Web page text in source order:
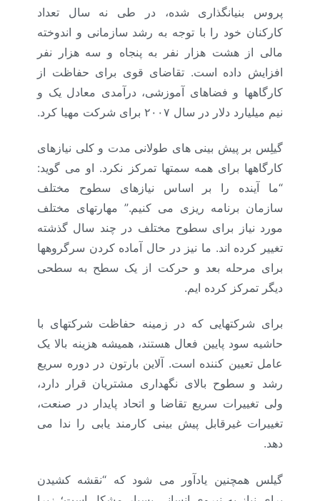
پروس بنیانگذاری شده، در طی نه سال تعداد
کارکنان خود را با توجه به رشد سازمانی و اندوخته
مالی از هشت هزار نفر به پنجاه و سه هزار نفر
افزایش داده است. تقاضای قوی برای حفاظت از
کارگاهها و فضاهای آموزشی، درآمدی معادل یک و
نیم میلیارد دلار در سال ۲۰۰۷ برای شرکت مهیا کرد.
گیلِس بر پیش بینی های طولانی مدت و کلی نیازهای
کارگاهها برای همه سمتها تمرکز نکرد. او می گوید:
“ما آینده را بر اساس نیازهای سطوح مختلف
سازمان برنامه ریزی می کنیم.” مهارتهای مختلف
مورد نیاز برای سطوح مختلف در چند سال گذشته
تغییر کرده اند. ما نیز در حال آماده کردن سرگروهها
برای مرحله بعد و حرکت از یک سطح به سطحی
دیگر تمرکز کرده ایم.
برای شرکتهایی که در زمینه حفاظت شرکتهای با
حاشیه سود پایین فعال هستند، همیشه هزینه بالا یک
عامل تعیین کننده است. آلاین بارتون در دوره سریع
رشد و سطوح بالای نگهداری مشتریان قرار دارد،
ولی تغییرات سریع تقاضا و اتحاد پایدار در صنعت،
تغییرات غیرقابل پیش بینی کارمند یابی را ندا می
دهد.
گیلس همچنین یادآور می شود که “نقشه کشیدن